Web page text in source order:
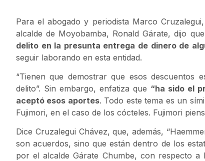
Para el abogado y periodista Marco
alcalde de Moyobamba, Ronald Gárate, dijo
delito en la presunta entrega de dinero de
seguir laborando en esta entidad.
“Tienen que demostrar que esos descuentos
delito”. Sin embargo, enfatiza que “ha sido el
aceptó esos aportes. Todo este tema es un
Fujimori, en el caso de los cócteles. Fujimori
Dice Cruzalegui Chávez, que, además,
son acuerdos, sino que están dentro de los
por el alcalde Gárate Chumbe, con respecto